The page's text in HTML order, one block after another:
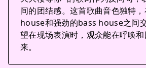
间的团结感。这首歌曲音色独特
house和强劲的bass house之间
望在现场表演时，观众能在呼唤
来。